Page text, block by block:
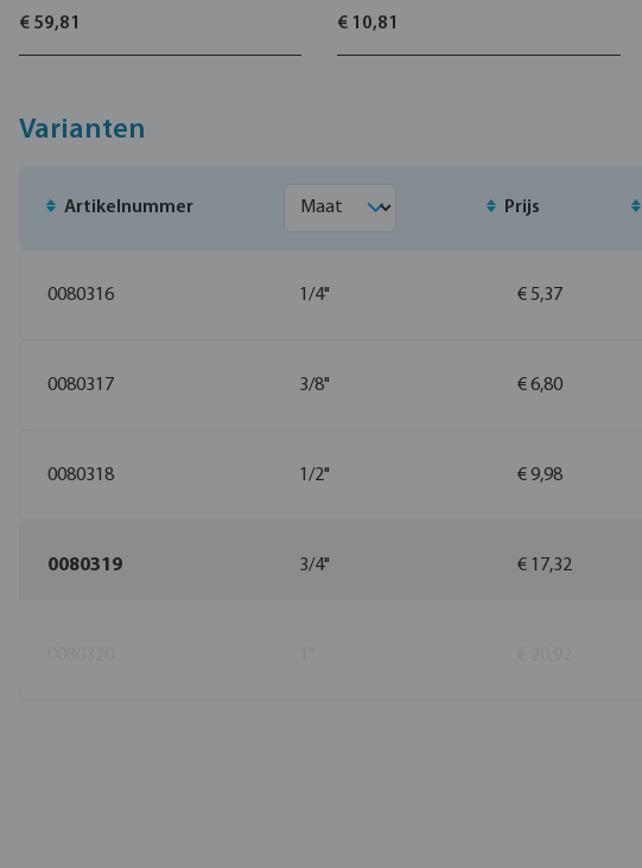
€ 59,81 € 10,81
Varianten
Artikelnummer Prijs
0080316 1/4" € 5,37
0080317 3/8" € 6,80
0080318 1/2" € 9,98
0080319 3/4" € 17,32